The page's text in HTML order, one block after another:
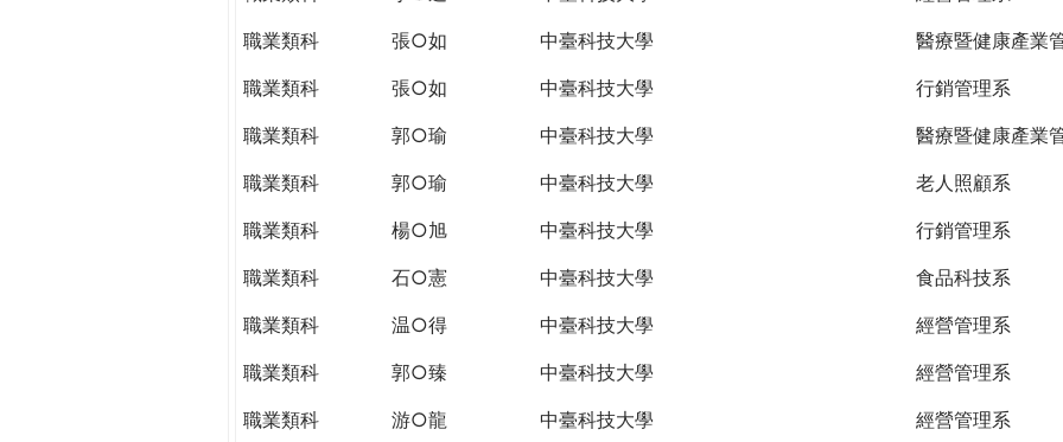
職業類科
張○如 中臺科技大學
醫療暨健康產業
職業類科
張○如 中臺科技大學
行銷管理系
職業類科
郭○瑜 中臺科技大學
醫療暨健康產業
職業類科
郭○瑜 中臺科技大學
老人照顧系
職業類科
楊○旭 中臺科技大學
行銷管理系
職業類科
石○憲 中臺科技大學
食品科技系
職業類科
温○得 中臺科技大學
經營管理系
職業類科
郭○臻 中臺科技大學
經營管理系
職業類科
游○龍 中臺科技大學
經營管理系